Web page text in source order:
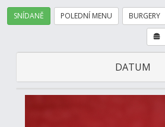
SNÍDANĚ POLEDNÍ MENU BURGERY
DATUM